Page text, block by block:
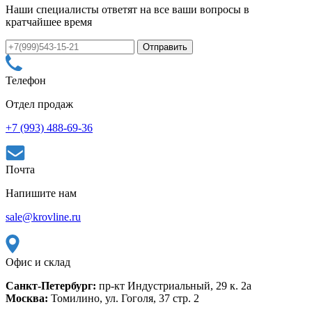
Наши специалисты ответят на все ваши вопросы в
кратчайшее время
Телефон
Отдел продаж
+7 (993) 488-69-36
Почта
Напишите нам
sale@krovline.ru
Офис и склад
Санкт-Петербург: пр-кт Индустриальный, 29 к. 2а
Москва: Томилино, ул. Гоголя, 37 стр. 2